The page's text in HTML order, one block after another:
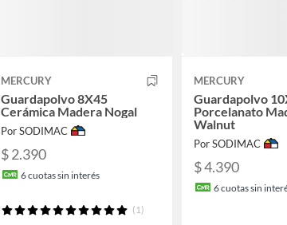
MERCURY
Guardapolvo 8X45
Cerámica Madera Nogal
Por SODIMAC
$ 2.390
6cuotas sin interés
(1)
MERCURY
Guardapolvo
Porcelanato
Walnut
Por SODIMAC
$ 4.390
6cuotas sin